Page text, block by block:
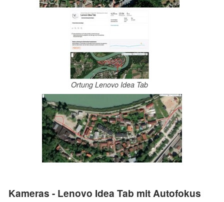
Ortung Lenovo Idea Tab
Kameras - Lenovo Idea Tab mit Autofokus